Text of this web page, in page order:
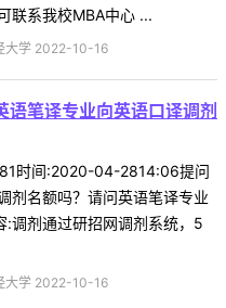
联系我校MBA中心 ...
大学 2022-10-16
笔译专业向英语口译调剂
时间:2020-04-2814:06提问
剂名额吗？请问英语笔译专业
:调剂通过研招网调剂系统，5
大学 2022-10-16